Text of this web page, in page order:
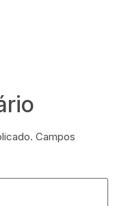
Campos